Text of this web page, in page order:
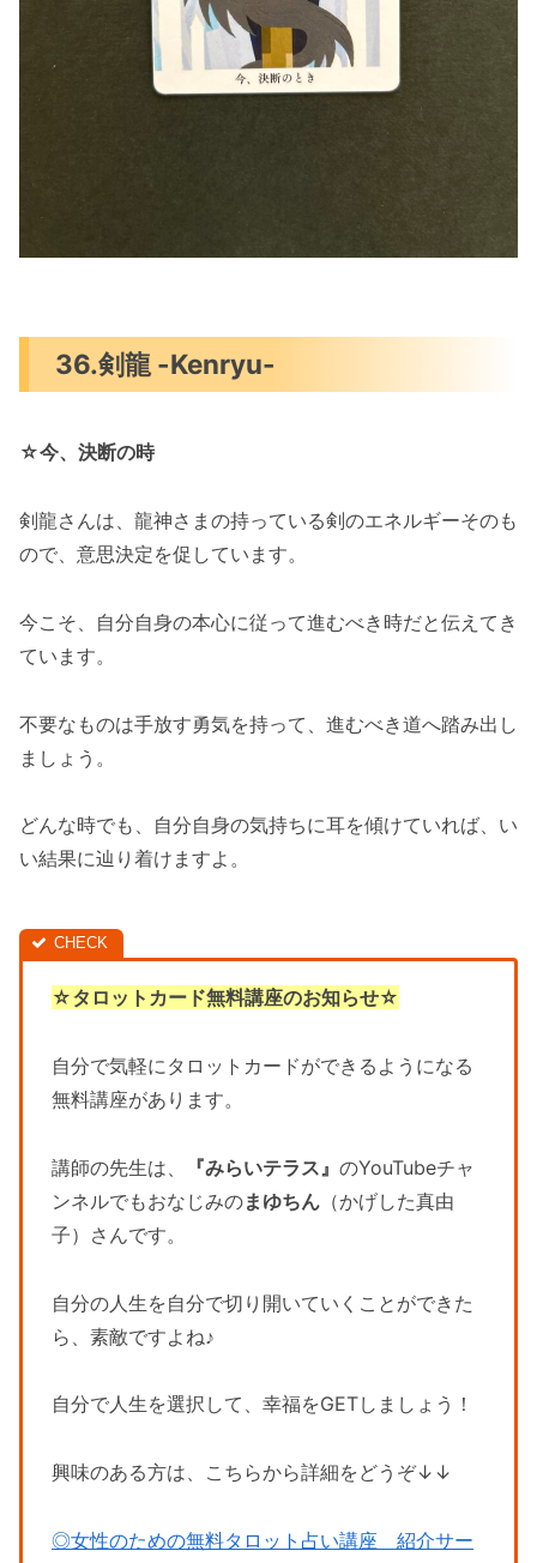
36.剣龍 -Kenryu-
☆今、決断の時
剣龍さんは、龍神さまの持っている剣のエネルギーそのも
ので、意思決定を促しています。
今こそ、自分自身の本心に従って進むべき時だと伝えてき
ています。
不要なものは手放す勇気を持って、進むべき道へ踏み出し
ましょう。
どんな時でも、自分自身の気持ちに耳を傾けていれば、い
い結果に辿り着けますよ。
☆タロットカード無料講座のお知らせ☆
自分で気軽にタロットカードができるようになる
無料講座があります。
講師の先生は、 『みらいテラス』 のYouTubeチャ
ンネルでもおなじみのまゆちん （かげした真由
子）さんです。
自分の人生を自分で切り開いていくことができた
ら、素敵ですよね♪
自分で人生を選択して、幸福をGETしましょう！
興味のある方は、こちらから詳細をどうぞ↓↓
◎女性のための無料タロット占い講座 紹介サー